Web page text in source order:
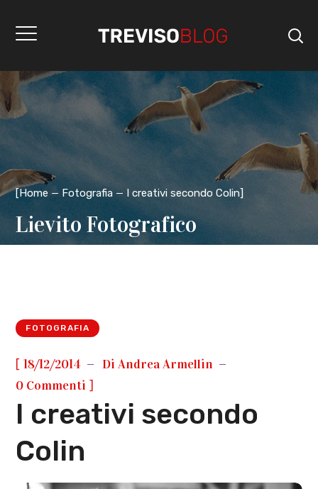
[Home Fotografia I creativi secondo Colin]
Lievito Fotografico
FOTOGRAFIA
[18/12/2014 DiAndrea Armellin
0 Commenti ]
I creativi secondo
Colin